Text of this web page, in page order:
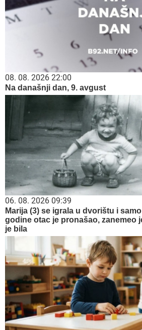
08. 08. 2026 22:00
Na današnji dan, 9. avgust
06. 08. 2026 09:39
Marija (3) se igrala u dvorištu i
godine otac je pronašao, zanemeo
je bila